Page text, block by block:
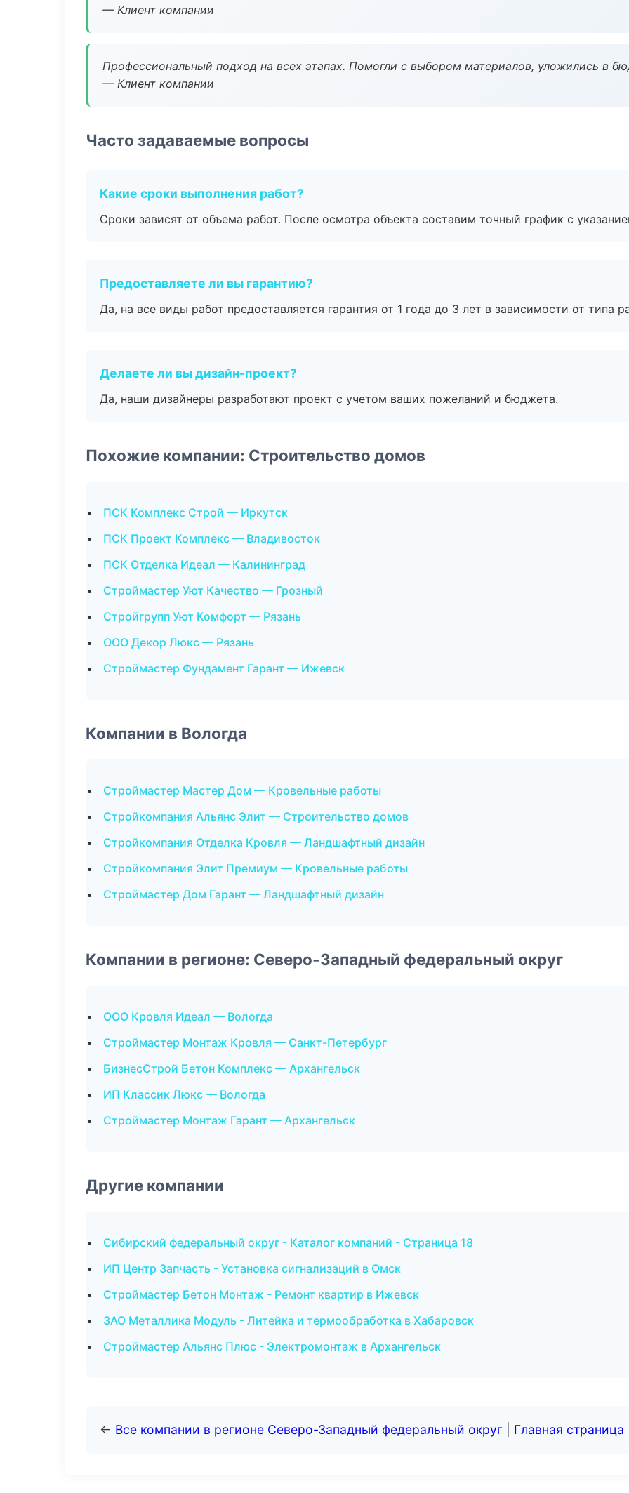
— Клиент компании
Профессиональный подход на всех этапах. Помогли с выбором материалов, уложились в
— Клиент компании
Часто задаваемые вопросы
Какие сроки выполнения работ?
Сроки зависят от объема работ. После осмотра объекта составим точный график с
Предоставляете ли вы гарантию?
Да, на все виды работ предоставляется гарантия от 1 года до 3 лет в зависимости от типа
Делаете ли вы дизайн-проект?
Да, наши дизайнеры разработают проект с учетом ваших пожеланий и бюджета.
Похожие компании: Строительство домов
ПСК Комплекс Строй — Иркутск
ПСК Проект Комплекс — Владивосток
ПСК Отделка Идеал — Калининград
Строймастер Уют Качество — Грозный
Стройгрупп Уют Комфорт — Рязань
ООО Декор Люкс — Рязань
Строймастер Фундамент Гарант — Ижевск
Компании в Вологда
Строймастер Мастер Дом — Кровельные работы
Стройкомпания Альянс Элит — Строительство домов
Стройкомпания Отделка Кровля — Ландшафтный дизайн
Стройкомпания Элит Премиум — Кровельные работы
Строймастер Дом Гарант — Ландшафтный дизайн
Компании в регионе: Северо-Западный федеральный округ
ООО Кровля Идеал — Вологда
Строймастер Монтаж Кровля — Санкт-Петербург
БизнесСтрой Бетон Комплекс — Архангельск
ИП Классик Люкс — Вологда
Строймастер Монтаж Гарант — Архангельск
Другие компании
Сибирский федеральный округ - Каталог компаний - Страница 18
ИП Центр Запчасть - Установка сигнализаций в Омск
Строймастер Бетон Монтаж - Ремонт квартир в Ижевск
ЗАО Металлика Модуль - Литейка и термообработка в Хабаровск
Строймастер Альянс Плюс - Электромонтаж в Архангельск
← Все компании в регионе Северо-Западный федеральный округ Главная страница